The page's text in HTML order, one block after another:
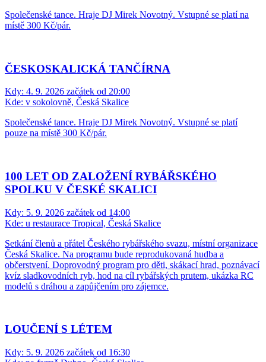
Společenské tance. Hraje DJ Mirek Novotný. Vstupné se platí na
místě 300 Kč/pár.
ČESKOSKALICKÁ TANČÍRNA
Kdy: 4. 9. 2026 začátek od 20:00
Kde: v sokolovně, Česká Skalice
Společenské tance. Hraje DJ Mirek Novotný. Vstupné se platí
pouze na místě 300 Kč/pár.
100 LET OD ZALOŽENÍ RYBÁŘSKÉHO
SPOLKU V ČESKÉ SKALICI
Kdy: 5. 9. 2026 začátek od 14:00
Kde: u restaurace Tropical, Česká Skalice
Setkání členů a přátel Českého rybářského svazu, místní organizace
Česká Skalice. Na programu bude reprodukovaná hudba a
občerstvení. Doprovodný program pro děti, skákací hrad, poznávací
kvíz sladkovodních ryb, hod na cíl rybářských prutem, ukázka RC
modelů s dráhou a zapůjčením pro zájemce.
LOUČENÍ S LÉTEM
Kdy: 5. 9. 2026 začátek od 16:30